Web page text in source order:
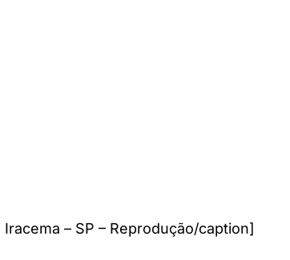
– SP – Reprodução/caption]